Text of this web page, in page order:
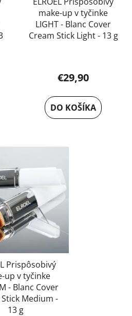
make-up v tyčinke
LIGHT - Blanc Cover
Cream Stick Light - 13 g
€29,90
DO KOŠÍKA
Prispôsobivý
up v tyčinke
- Blanc Cover
Medium -
13 g